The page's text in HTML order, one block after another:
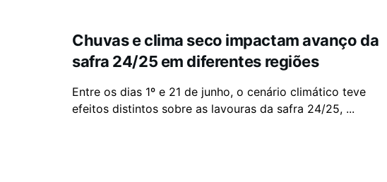
Chuvas e clima seco impactam avanço da
safra 24/25 em diferentes regiões
Entre os dias 1º e 21 de junho, o cenário climático teve
efeitos distintos sobre as lavouras da safra 24/25, ...